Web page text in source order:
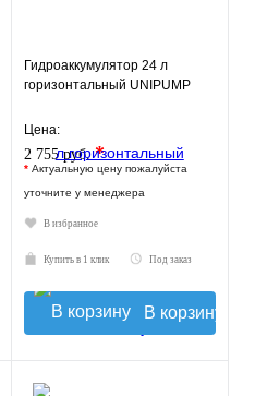
Гидроаккумулятор 24 л
горизонтальный UNIPUMP
Цена:
2 755 руб.*
* Актуальную цену пожалуйста
уточните у менеджера
В избранное
Купить в 1 клик Под заказ
В корзину